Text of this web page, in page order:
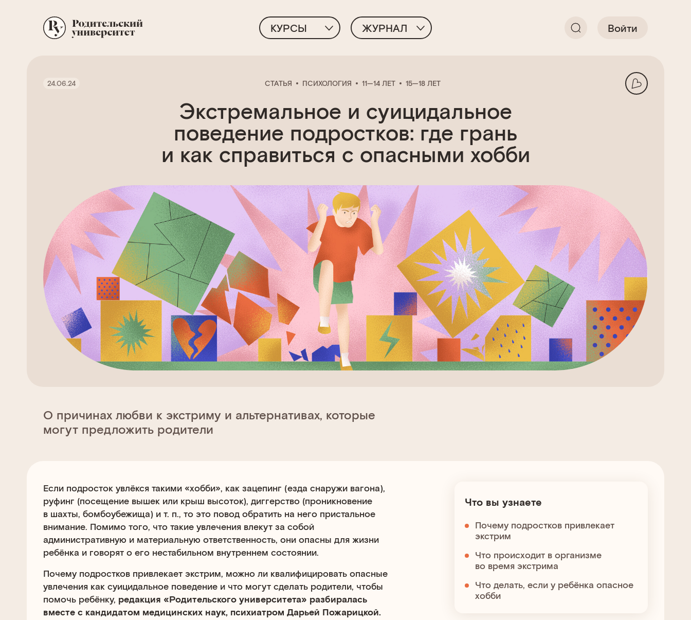
КУРСЫ ЖУРНАЛ Войти
24.06.24 СТАТЬЯ ПСИХОЛОГИЯ 11—14 ЛЕТ 15—18 ЛЕТ
Экстремальное и суицидальное
поведение подростков: где грань
и как справиться с опасными хобби
О причинах любви к экстриму и альтернативах, которые
могут предложить родители
Если подросток увлёкся такими «хобби», как зацепинг (езда снаружи вагона),
руфинг (посещение вышек или крыш высоток), диггерство (проникновение
в шахты, бомбоубежища) и т. п., то это повод обратить на него пристальное
внимание. Помимо того, что такие увлечения влекут за собой
административную и материальную ответственность, они опасны для жизни
ребёнка и говорят о его нестабильном внутреннем состоянии.
Почему подростков привлекает экстрим, можно ли квалифицировать опасные
увлечения как суицидальное поведение и что могут сделать родители, чтобы
помочь ребёнку, редакция «Родительского университета» разбиралась
вместе с кандидатом медицинских наук, психиатром Дарьей Пожарицкой.
Что вы узнаете
Почему подростков привлекает
экстрим
Что происходит в организме
во время экстрима
Что делать, если у ребёнка опасное
хобби